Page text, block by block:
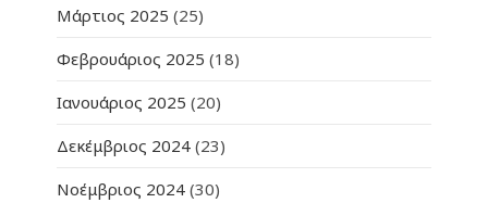
Μάρτιος 2025 (25)
Φεβρουάριος 2025 (18)
Ιανουάριος 2025 (20)
Δεκέμβριος 2024 (23)
Νοέμβριος 2024 (30)